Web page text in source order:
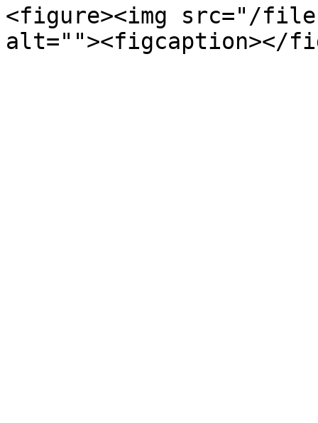
<figure><img src="/files/